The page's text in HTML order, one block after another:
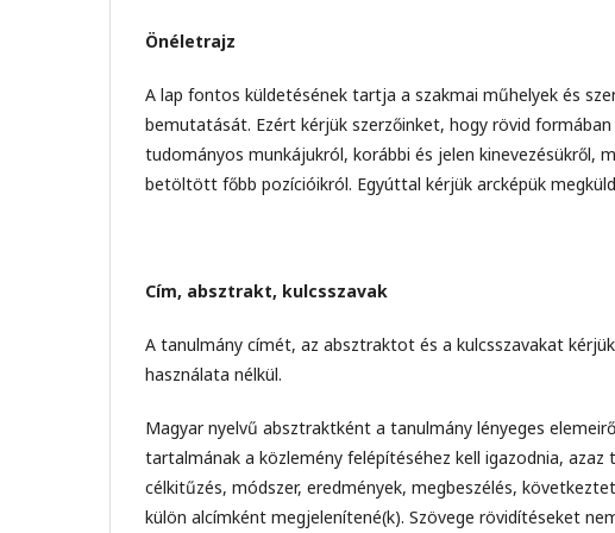
Önéletrajz
A lap fontos küldetésének tartja a szakmai műhelyek és
bemutatását. Ezért kérjük szerzőinket, hogy rövid
tudományos munkájukról, korábbi és jelen kinevezésükről,
betöltött főbb pozícióikról. Egyúttal kérjük arcképük
Cím, absztrakt, kulcsszavak
A tanulmány címét, az absztraktot és a kulcsszavakat
használata nélkül.
Magyar nyelvű absztraktként a tanulmány lényeges
tartalmának a közlemény felépítéséhez kell igazodnia,
célkitűzés, módszer, eredmények, megbeszélés,
külön alcímként megjelenítené(k). Szövege rövidítéseket